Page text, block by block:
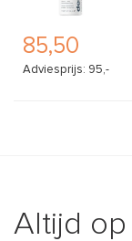
85,50
Adviesprijs: 95,-
Altijd